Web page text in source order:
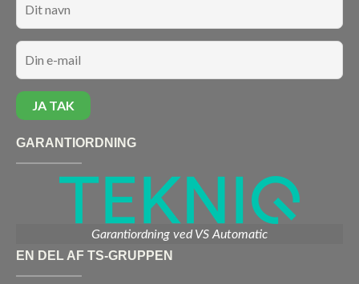
GARANTIORDNING
Garantiordning ved VS Automatic
EN DEL AF TS-GRUPPEN